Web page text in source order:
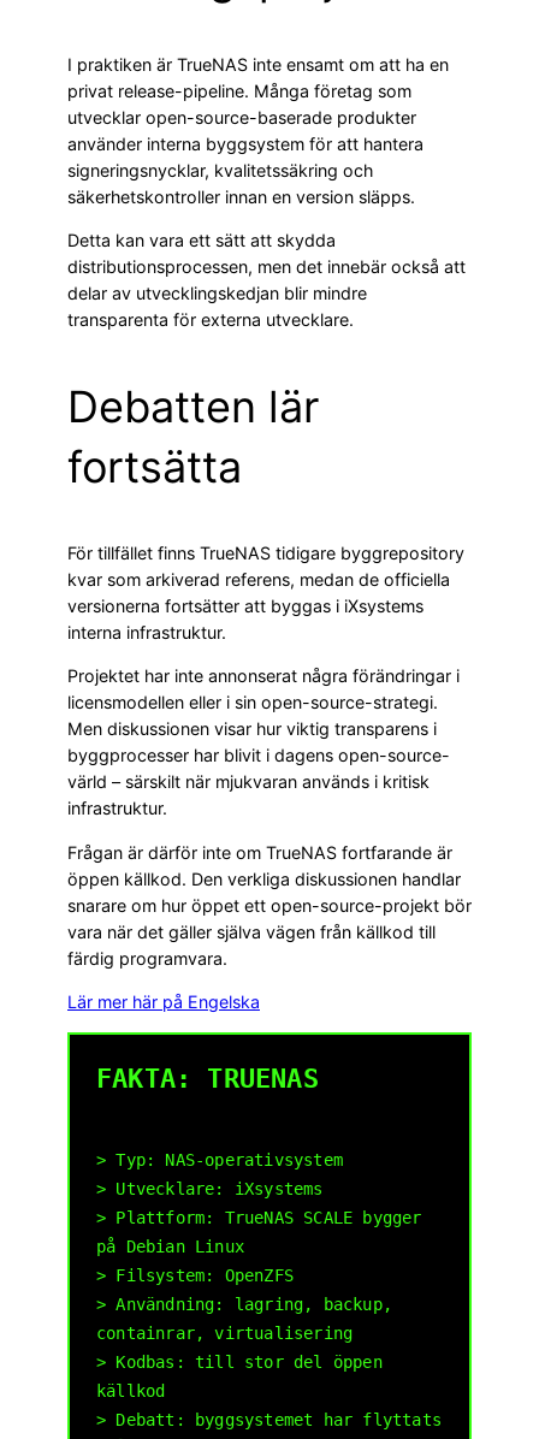
I praktiken är TrueNAS inte ensamt om att ha en
privat release-pipeline. Många företag som
utvecklar open-source-baserade produkter
använder interna byggsystem för att hantera
signeringsnycklar, kvalitetssäkring och
säkerhetskontroller innan en version släpps.
Detta kan vara ett sätt att skydda
distributionsprocessen, men det innebär också att
delar av utvecklingskedjan blir mindre
transparenta för externa utvecklare.
Debatten lär
fortsätta
För tillfället finns TrueNAS tidigare byggrepository
kvar som arkiverad referens, medan de officiella
versionerna fortsätter att byggas i iXsystems
interna infrastruktur.
Projektet har inte annonserat några förändringar i
licensmodellen eller i sin open-source-strategi.
Men diskussionen visar hur viktig transparens i
byggprocesser har blivit i dagens open-source-
värld – särskilt när mjukvaran används i kritisk
infrastruktur.
Frågan är därför inte om TrueNAS fortfarande är
öppen källkod. Den verkliga diskussionen handlar
snarare om hur öppet ett open-source-projekt bör
vara när det gäller själva vägen från källkod till
färdig programvara.
Lär mer här på Engelska
FAKTA: TRUENAS
> Typ: NAS-operativsystem
> Utvecklare: iXsystems
> Plattform: TrueNAS SCALE bygger
på Debian Linux
> Filsystem: OpenZFS
> Användning: lagring, backup,
containrar, virtualisering
> Kodbas: till stor del öppen
källkod
> Debatt: byggsystemet har flyttats